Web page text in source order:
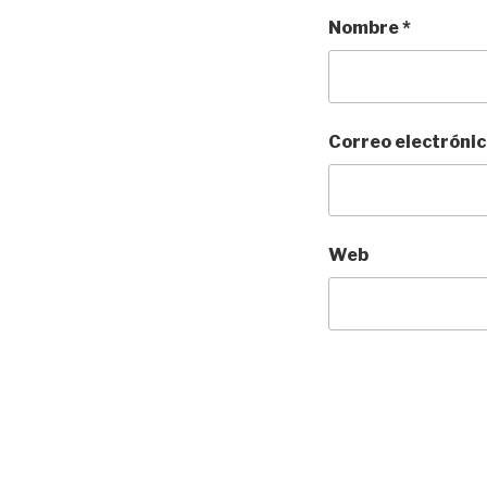
Nombre*
Correo
Web